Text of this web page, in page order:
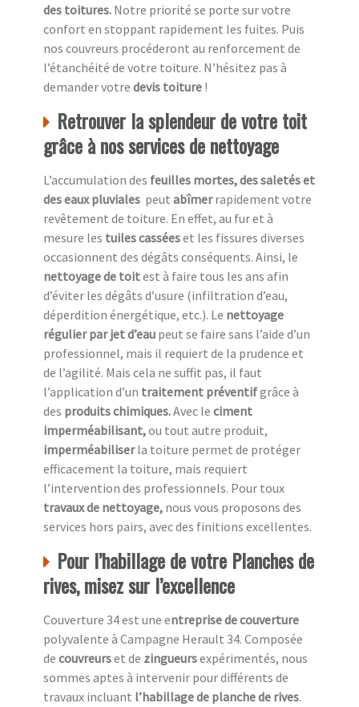
des toitures. Notre priorité se porte sur votre
confort en stoppant rapidement les fuites. Puis
nos couvreurs procéderont au renforcement de
l’étanchéité de votre toiture. N’hésitez pas à
demander votre devis toiture !
Retrouver la splendeur de votre toit
grâce à nos services de nettoyage
L’accumulation des feuilles mortes, des saletés et
des eaux pluviales peut abîmerrapidement votre
revêtement de toiture. En effet, au fur et à
mesure les tuiles casséeset les fissures diverses
occasionnent des dégâts conséquents. Ainsi, le
nettoyage de toitest à faire tous les ans afin
d’éviter les dégâts d’usure (infiltration d’eau,
déperdition énergétique, etc.). Le nettoyage
régulier par jet d’eau peut se faire sans l’aide d’un
professionnel, mais il requiert de la prudence et
de l’agilité. Mais cela ne suffit pas, il faut
l’application d’un traitement préventifgrâce à
des produits chimiques.Avec le ciment
imperméabilisant,ou tout autre produit,
imperméabiliserla toiture permet de protéger
efficacement la toiture, mais requiert
l’intervention des professionnels. Pour toux
travaux de nettoyage, nous vous proposons des
services hors pairs, avec des finitions excellentes.
Pour l’habillage de votre Planches de
rives, misez sur l’excellence
Couverture 34 est une entreprise de couverture
polyvalente à Campagne Herault 34. Composée
de couvreurset de zingueursexpérimentés, nous
sommes aptes à intervenir pour différents de
travaux incluant l’habillage de planche de rives.